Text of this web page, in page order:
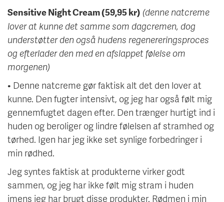
Sensitive Night Cream (59,95 kr) (denne natcreme
lover at kunne det samme som dagcremen, dog
understøtter den også hudens regenereringsproces
og efterlader den med en afslappet følelse om
morgenen)
• Denne natcreme gør faktisk alt det den lover at
kunne. Den fugter intensivt, og jeg har også følt mig
gennemfugtet dagen efter. Den trænger hurtigt ind i
huden og beroliger og lindre følelsen af stramhed og
tørhed. Igen har jeg ikke set synlige forbedringer i
min rødhed.
Jeg syntes faktisk at produkterne virker godt
sammen, og jeg har ikke følt mig stram i huden
imens jeg har brugt disse produkter. Rødmen i min